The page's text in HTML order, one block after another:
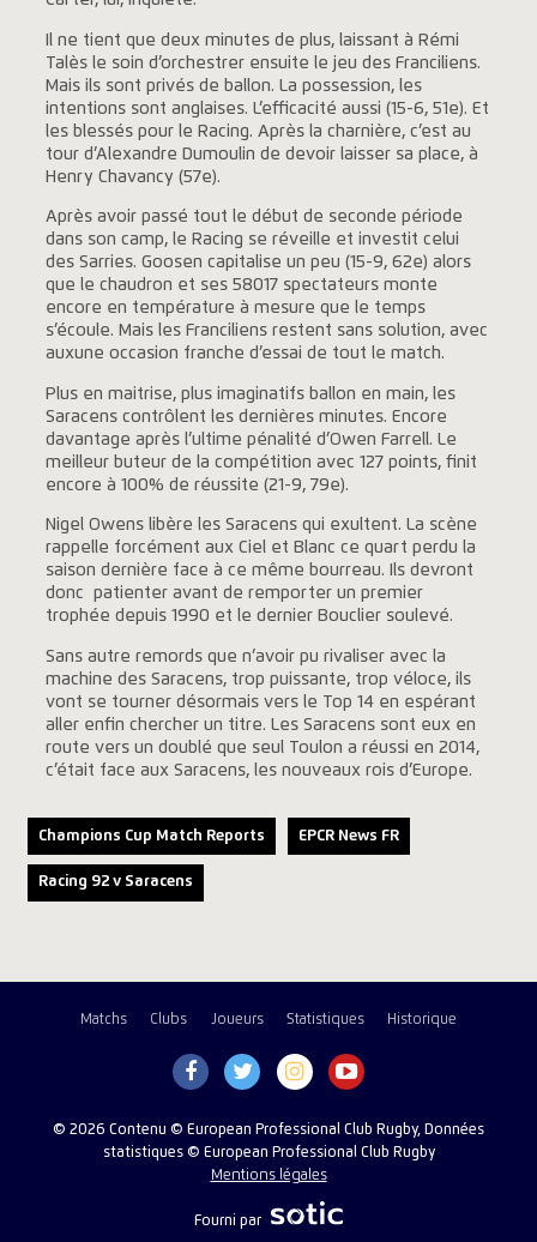
Il ne tient que deux minutes de plus, laissant à Rémi
Talès le soin d’orchestrer ensuite le jeu des Franciliens.
Mais ils sont privés de ballon. La possession, les
intentions sont anglaises. L’efficacité aussi (15-6, 51e). Et
les blessés pour le Racing. Après la charnière, c’est au
tour d’Alexandre Dumoulin de devoir laisser sa place, à
Henry Chavancy (57e).
Après avoir passé tout le début de seconde période
dans son camp, le Racing se réveille et investit celui
des Sarries. Goosen capitalise un peu (15-9, 62e) alors
que le chaudron et ses 58017 spectateurs monte
encore en température à mesure que le temps
s’écoule. Mais les Franciliens restent sans solution, avec
auxune occasion franche d’essai de tout le match.
Plus en maitrise, plus imaginatifs ballon en main, les
Saracens contrôlent les dernières minutes. Encore
davantage après l’ultime pénalité d’Owen Farrell. Le
meilleur buteur de la compétition avec 127 points, finit
encore à 100% de réussite (21-9, 79e).
Nigel Owens libère les Saracens qui exultent. La scène
rappelle forcément aux Ciel et Blanc ce quart perdu la
saison dernière face à ce même bourreau. Ils devront
donc patienter avant de remporter un premier
trophée depuis 1990 et le dernier Bouclier soulevé.
Sans autre remords que n’avoir pu rivaliser avec la
machine des Saracens, trop puissante, trop véloce, ils
vont se tourner désormais vers le Top 14 en espérant
aller enfin chercher un titre. Les Saracens sont eux en
route vers un doublé que seul Toulon a réussi en 2014,
c’était face aux Saracens, les nouveaux rois d’Europe.
Champions Cup Match Reports EPCR News FR
Racing 92 v Saracens
Matchs Clubs Joueurs Statistiques Historique
© 2026 Contenu © European Professional Club Rugby, Données
statistiques © European Professional Club Rugby
Mentions légales
Fourni par